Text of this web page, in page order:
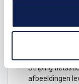
De stickersfiets
mountainbike,
Striping
afbeeldingen